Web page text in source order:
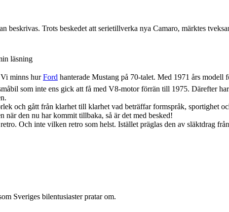
Trots beskedet att serietillverka nya Camaro, märktes
läsning
Vi minns hurFord hanterade Mustang på 70-talet. Med 1971 års modell
som inte ens gick att få med V8-motor förrän till 1975. Därefter
och gått från klarhet till klarhet vad beträffar formspråk, sportighet
när den nu har kommit tillbaka, så är det med besked!
Och inte vilken retro som helst. Istället präglas den av släktdrag
Sveriges bilentusiaster pratar om.